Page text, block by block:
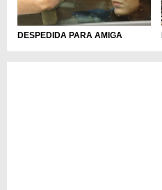
DESPEDIDA PARA AMIGA